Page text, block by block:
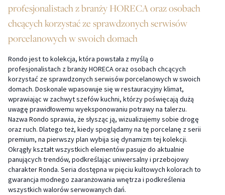
profesjonalistach z branży HORECA oraz osobach
chcących korzystać ze sprawdzonych serwisów
porcelanowych w swoich domach
Rondo jest to kolekcja, która powstała z myślą o
profesjonalistach z branży HORECA oraz osobach chcących
korzystać ze sprawdzonych serwisów porcelanowych w swoich
domach. Doskonale wpasowuje się w restauracyjny klimat,
wprawiając w zachwyt szefów kuchni, którzy poświęcają dużą
uwagę prawidłowemu wyeksponowaniu potrawy na talerzu.
Nazwa Rondo sprawia, że słysząc ją, wizualizujemy sobie drogę
oraz ruch. Dlatego też, kiedy spoglądamy na tę porcelanę z serii
premium, na pierwszy plan wybija się dynamizm tej kolekcji.
Okrągły kształt wszystkich elementów pasuje do aktualnie
panujących trendów, podkreślając uniwersalny i przebojowy
charakter Ronda. Seria dostępna w pięciu kultowych kolorach to
gwarancja modnego zaaranżowania wnętrza i podkreślenia
wszystkich walorów serwowanych dań.